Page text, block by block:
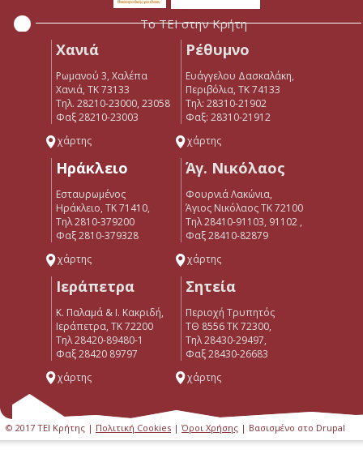
Το ΤΕΙ στην Κρήτη
Χανιά
Ρωμανού 3, Χαλέπα
Χανιά, ΤΚ 73133
Τηλ. 28210-23000, 23058
Φαξ 28210-23003
χάρτης
Ρέθυμνο
Ευάγγελου Δασκαλάκη,
Περιβόλια, ΤΚ 74133
Tηλ: 28310-21902
Φαξ: 28310-21912
χάρτης
Ηράκλειο
Εσταυρωμένος
Ηράκλειο, ΤΚ 71410,
Τηλ 2810-379200
Φαξ 2810-379328
χάρτης
Άγ. Νικόλαος
Φουρνιά Λακώνια,
Άγιος Νικόλαος ΤΚ 72100
Τηλ 28410-91103, 91102 ,
Φαξ 28410-82879
χάρτης
Ιεράπετρα
Κ. Παλαμά & Ι. Κακριδή,
Ιεράπετρα, ΤΚ 72200
Tηλ 28420-89480-1
Φαξ 28420 89797
χάρτης
Σητεία
Περιοχή Τρυπητός
ΤΘ 8556 ΤΚ 72300,
Τηλ 28430-29497,
Φαξ 28430-26683
χάρτης
© 2017 ΤΕΙ Κρήτης | Πολιτική Cookies | Όροι Χρήσης | Βασισμένο στο Drupal